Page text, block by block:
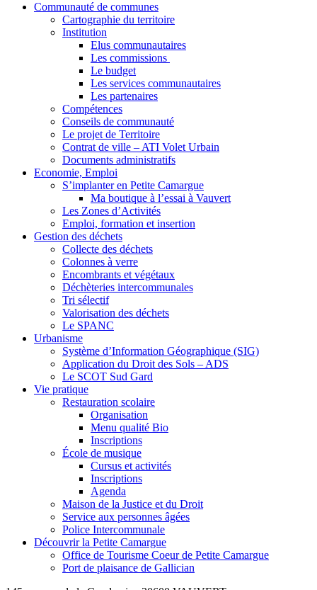
Communauté de communes
Cartographie du territoire
Institution
Elus communautaires
Les commissions
Le budget
Les services communautaires
Les partenaires
Compétences
Conseils de communauté
Le projet de Territoire
Contrat de ville – ATI Volet Urbain
Documents administratifs
Economie, Emploi
S’implanter en Petite Camargue
Ma boutique à l’essai à Vauvert
Les Zones d’Activités
Emploi, formation et insertion
Gestion des déchets
Collecte des déchets
Colonnes à verre
Encombrants et végétaux
Déchèteries intercommunales
Tri sélectif
Valorisation des déchets
Le SPANC
Urbanisme
Système d’Information Géographique (SIG)
Application du Droit des Sols – ADS
Le SCOT Sud Gard
Vie pratique
Restauration scolaire
Organisation
Menu qualité Bio
Inscriptions
École de musique
Cursus et activités
Inscriptions
Agenda
Maison de la Justice et du Droit
Service aux personnes âgées
Police Intercommunale
Découvrir la Petite Camargue
Office de Tourisme Coeur de Petite Camargue
Port de plaisance de Gallician